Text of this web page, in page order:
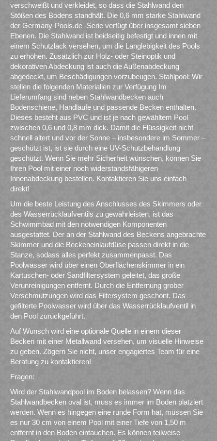
verschweißt und verkleidet, so dass die Stahlwand den
Stößen des Bodens standhält. Die 0,6 mm starke Stahlwand
der Germany-Pools.de -Serie verfügt über insgesamt sieben
Ebenen. Die Stahlwand ist beidseitig befestigt und innen mit
einem Schutzlack versehen, um die Langlebigkeit des Pools
zu erhöhen. Zusätzlich zur Holz- oder Steinoptik und
dekorativen Abdeckung ist auch die Außenabdeckung
abgedeckt, um Beschädigungen vorzubeugen. Stahlpool: Wir
stellen die folgenden Materialien zur Verfügung Im
Lieferumfang sind neben Stahlwandbecken auch
Bodenschiene, Handläufe und passende Becken enthalten.
Dieses besteht aus PVC und ist je nach gewähltem Pool
zwischen 0,6 und 0,8 mm dick. Damit die Flüssigkeit nicht
schnell altert und vor der Sonne – insbesondere im Sommer –
geschützt ist, ist sie durch eine UV-Schutzbehandlung
geschützt. Wenn Sie mehr Sicherheit wünschen, können Sie
Ihren Pool mit einer noch widerstandsfähigeren
Innenabdeckung bestellen. Kontaktieren Sie uns einfach
direkt!
Um die beste Leistung des Anschlusses des Skimmers oder
des Wasserrücklaufventils zu gewährleisten, ist das
Schwimmbad mit den notwendigen Komponenten
ausgestattet. Der an der Stahlwand des Beckens angebrachte
Skimmer und die Beckeneinlaufdüse passen direkt in die
Stanze, sodass alles perfekt zusammenpasst. Das
Poolwasser wird über einen Oberflächenskimmer in ein
Kartuschen- oder Sandfiltersystem geleitet, das große
Verunreinigungen entfernt. Durch die Entfernung grober
Verschmutzungen wird das Filtersystem geschont. Das
gefilterte Poolwasser wird über das Wasserrücklaufventil in
den Pool zurückgeführt.
Auf Wunsch wird eine optionale Quelle in einem dieser
Becken mit einer Metallwand versehen, um visuelle Hinweise
zu geben. Zögern Sie nicht, unser engagiertes Team für eine
Beratung zu kontaktieren!
Fragen:
Wird der Stahlwandpool im Boden belassen? Wenn das
Stahlwandbecken oval ist, muss es immer im Boden platziert
werden. Wenn es hingegen eine runde Form hat, müssen Sie
es nur 30 cm von einem Pool mit einer Tiefe von 1,50 m
entfernt in den Boden eintauchen. Es können teilweise